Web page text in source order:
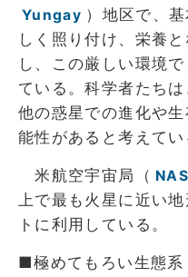
Yungay ）地区で、
しく照り付け、栄養
し、この厳しい環境
ている。科学者たち
他の惑星での進化や
能性があると考えてい
米航空宇宙局（
上で最も火星に近い
トに利用している。
■極めてもろい生態系